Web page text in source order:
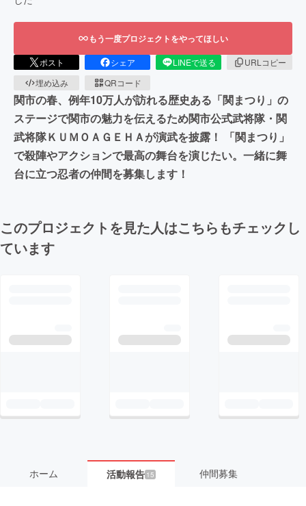
もう一度プロジェクトをやってほしい
ポスト シェア LINEで送る
URLコピー
埋め込み
QRコード
関市の春、例年10万人が訪れる歴史ある「関まつり」の
ステージで関市の魅力を伝えるため関市公式武将隊・関
武将隊ＫＵＭＯＡＧＥＨＡが演武を披露！ 「関まつり」
で殺陣やアクションで最高の舞台を演じたい。一緒に舞
台に立つ忍者の仲間を募集します！
このプロジェクトを見た人はこちらもチェックし
ています
ホーム 活動報告 15 仲間募集